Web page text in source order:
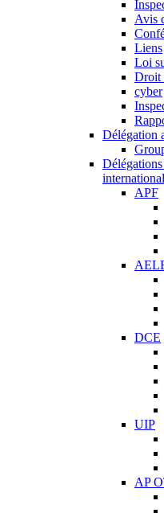
Avis
Liens
Loi
Droit
cyber
Délégation
APF
DCE
UIP
AP